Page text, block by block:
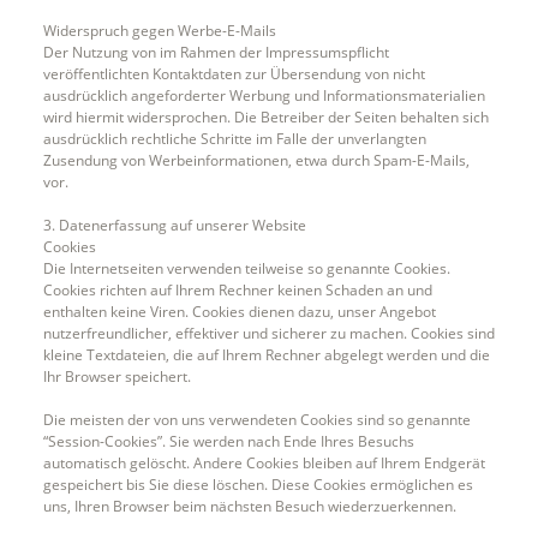
Widerspruch gegen Werbe-E-Mails
Der Nutzung von im Rahmen der Impressumspflicht
veröffentlichten Kontaktdaten zur Übersendung von nicht
ausdrücklich angeforderter Werbung und Informationsmaterialien
wird hiermit widersprochen. Die Betreiber der Seiten behalten sich
ausdrücklich rechtliche Schritte im Falle der unverlangten
Zusendung von Werbeinformationen, etwa durch Spam-E-Mails,
vor.
3. Datenerfassung auf unserer Website
Cookies
Die Internetseiten verwenden teilweise so genannte Cookies.
Cookies richten auf Ihrem Rechner keinen Schaden an und
enthalten keine Viren. Cookies dienen dazu, unser Angebot
nutzerfreundlicher, effektiver und sicherer zu machen. Cookies sind
kleine Textdateien, die auf Ihrem Rechner abgelegt werden und die
Ihr Browser speichert.
Die meisten der von uns verwendeten Cookies sind so genannte
“Session-Cookies”. Sie werden nach Ende Ihres Besuchs
automatisch gelöscht. Andere Cookies bleiben auf Ihrem Endgerät
gespeichert bis Sie diese löschen. Diese Cookies ermöglichen es
uns, Ihren Browser beim nächsten Besuch wiederzuerkennen.